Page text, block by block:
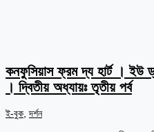
কনফুসিয়াস ফ্রম দ্য হার্ট । ইউ
। দ্বিতীয় অধ্যায়ঃ তৃতীয় পর্ব
ই-বুক,দর্শন